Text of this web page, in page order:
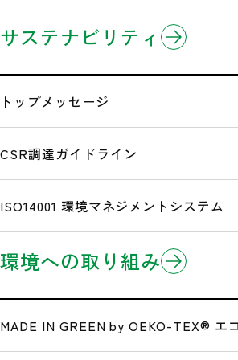
企業情報
3分でわかるミドリ安全
企業理念
沿革
広告・メディア情報
製品情報
製品のお知らせ
Eコマース/EDI(電子商取引)
研究開発
開発事例
サステナビリティ
トップメッセージ
CSR調達ガイドライン
ISO14001 環境マネジメントシステム
環境への取り組み
MADE IN GREEN by OEKO-TEX® エ
ミドリ安全は、「安
安全衛生保護具のトップ
高性能・
豊富な安全衛生情報、